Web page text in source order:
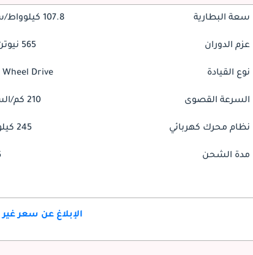
سعة البطارية 107.8 كيلوواط/ساعة
عزم الدوران 565 نيوتن-متر
نوع القيادة Wheel Drive
السرعة القصوى 210 كم/الساعة
نظام محرك كهربائي 245 كيلوواط
مدة الشحن
الإبلاغ عن سعر